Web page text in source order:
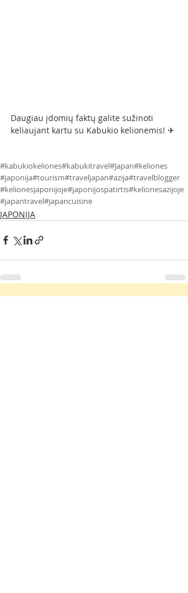
Daugiau įdomių faktų galite sužinoti
keliaujant kartu su Kabukio kelionėmis! ✈
#kabukiokeliones#kabukitravel#Japan#keliones
#japonija#tourism#traveljapan#azija#travelblogger
#kelionėsjaponijoje#japonijospatirtis#kelionesazijoje
#japantravel#japancuisine
JAPONIJA